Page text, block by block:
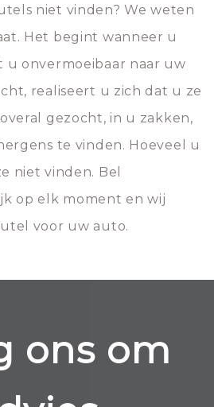
niet vinden? We weten
Het begint wanneer u
u onvermoeibaar naar uw
realiseert u zich dat u ze
gezocht, in u zakken,
te vinden. Hoeveel u
niet vinden. Bel
op elk moment en wij
voor uw auto.
ons om